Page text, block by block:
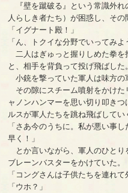
『壁を蹴破る』という常識外れ
人らしき者たち）が困惑し、その
「イグナート殿！」
「ん、トクイな分野でいってみよ
二人はぎゅっと握りしめた拳を
と、相手を背負って投げ飛ばした。
小銃を撃っていた軍人は味方の
その隙にスチーム噴射をかけた
ャノンハンマーを思い切り叩き
ルスが軍人たちを跳ね飛ばしてい
「さあ今のうちに。私が悪い事
早く！」
とか言いながら、軍人のひとり
ブレーンバスターをかけていた。
「コングさんは子供たちを連れて
「ウホ？」